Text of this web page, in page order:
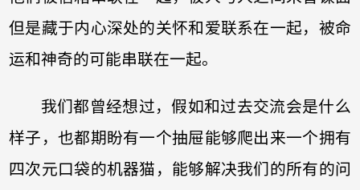
但是藏于内心深处的关怀和爱联系在一起，被命
运和神奇的可能串联在一起。
我们都曾经想过，假如和过去交流会是什么
样子，也都期盼有一个抽屉能够爬出来一个拥有
四次元口袋的机器猫，能够解决我们的所有的问